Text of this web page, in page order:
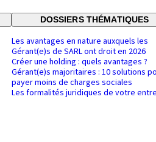
DOSSIERS THÉMATIQUES
Les avantages en nature auxquels les
Gérant(e)s de SARL ont droit en 2026
Créer une holding : quels avantages ?
Gérant(e)s majoritaires : 10 solutions
payer moins de charges sociales
Les formalités juridiques de votre